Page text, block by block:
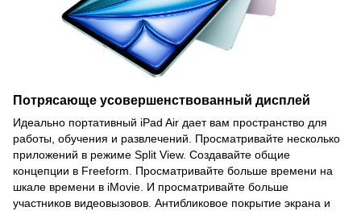
Потрясающе усовершенствованный дисплей
Идеально портативный iPad Air дает вам пространство для
работы, обучения и развлечений. Просматривайте несколько
приложений в режиме Split View. Создавайте общие
концепции в Freeform. Просматривайте больше времени на
шкале времени в iMovie. И просматривайте больше
участников видеовызовов. Антибликовое покрытие экрана и